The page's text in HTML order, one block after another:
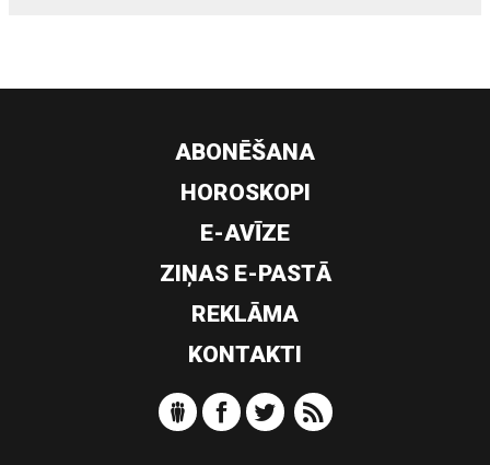
ABONĒŠANA
HOROSKOPI
E-AVĪZE
ZIŅAS E-PASTĀ
REKLĀMA
KONTAKTI